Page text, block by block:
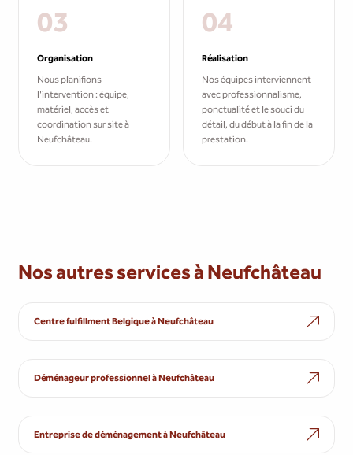
03
Organisation
Nous planifions
l'intervention : équipe,
matériel, accès et
coordination sur site à
Neufchâteau.
04
Réalisation
Nos équipes interviennent
avec professionnalisme,
ponctualité et le souci du
détail, du début à la fin de la
prestation.
Nos autres services à Neufchâteau
Centre fulfillment Belgique à Neufchâteau
Déménageur professionnel à Neufchâteau
Entreprise de déménagement à Neufchâteau